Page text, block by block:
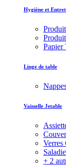
Hygiène et
Papier
Linge de table
Vaisselle Jetable
Verres
+ 2